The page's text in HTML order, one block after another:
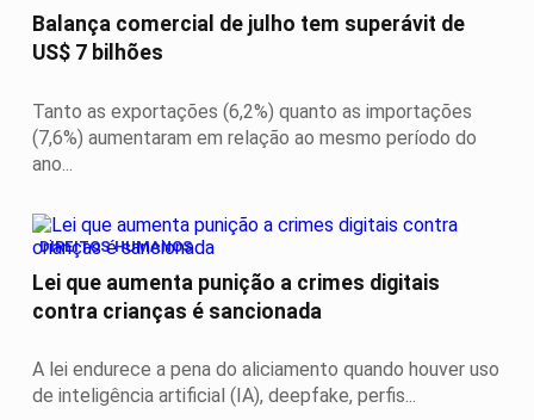
Balança comercial de julho tem superávit de
US$ 7 bilhões
Tanto as exportações (6,2%) quanto as importações
(7,6%) aumentaram em relação ao mesmo período do
ano...
DIREITOS HUMANOS
Lei que aumenta punição a crimes digitais
contra crianças é sancionada
A lei endurece a pena do aliciamento quando houver uso
de inteligência artificial (IA), deepfake, perfis...